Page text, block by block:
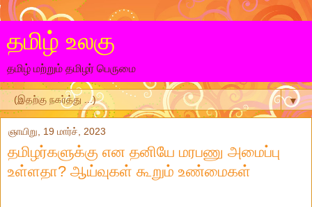
தமிழ் உலகு
தமிழ் மற்றும் தமிழர் பெருமை
▼
ஞாயிறு, 19 மார்ச், 2023
தமிழர்களுக்கு என தனியே மரபணு அமைப்பு
உள்ளதா? ஆய்வுகள் கூறும் உண்மைகள்